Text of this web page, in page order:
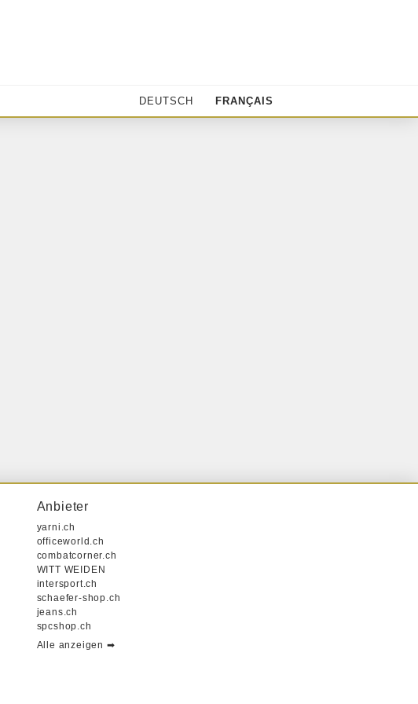
DEUTSCH FRANÇAIS
Anbieter
yarni.ch
officeworld.ch
combatcorner.ch
WITT WEIDEN
intersport.ch
schaefer-shop.ch
jeans.ch
spcshop.ch
Alle anzeigen ➡︎